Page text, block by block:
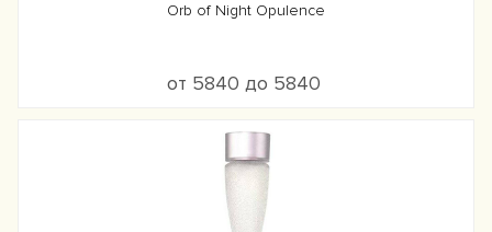
Orb of Night Opulence
от 5840 до 5840